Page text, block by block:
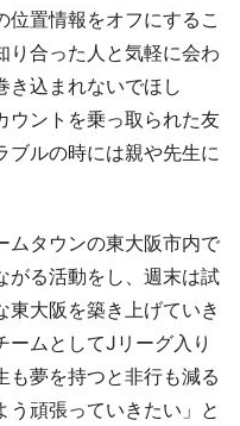
置情報をオフにするこ
り合った人と気軽に会わ
き込まれないでほし
ウントを乗っ取られた友
ブルの時には親や先生に
タウンの東大阪市内で
がる活動をし、週末は試
大阪を築き上げていき
ームとしてJリーグ入り
も夢を持つと非行も減る
う頑張っていきたい」と